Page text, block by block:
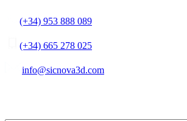
(+34) 953 888 089
(+34) 665 278 025
info@sicnova3d.com